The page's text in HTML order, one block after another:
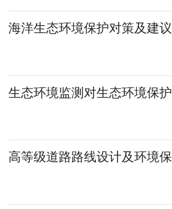
海洋生态环境保护对策及建议
生态环境监测对生态环境保
高等级道路路线设计及环境